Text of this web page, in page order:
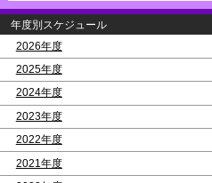
年度別スケジュール
2026年度
2025年度
2024年度
2023年度
2022年度
2021年度